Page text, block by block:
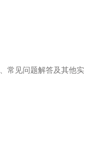
常见问题解答及其他实